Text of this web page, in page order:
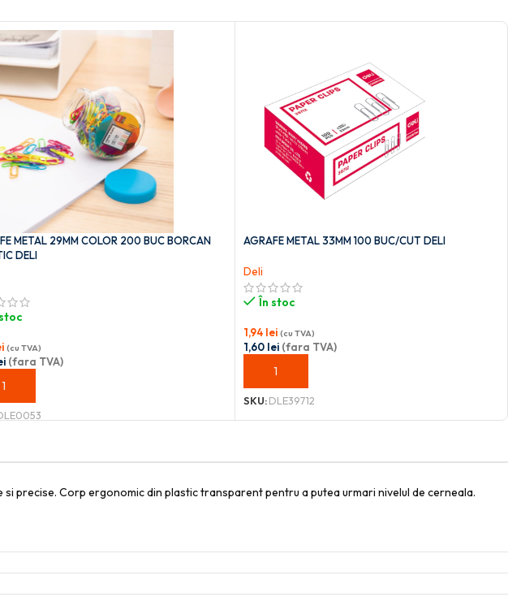
METAL 29MM COLOR 200 BUC BORCAN
DELI
(cu TVA)
(fara TVA)
ÎN COȘ
AGRAFE METAL 33MM 100 BUC/CUT DELI
Deli
În stoc
1,94 lei (cu TVA)
1,60 lei(fara TVA)
ADAUGĂ ÎN COȘ
SKU:DLE39712
precise. Corp ergonomic din plastic transparent pentru a putea urmari nivelul de cerneala.